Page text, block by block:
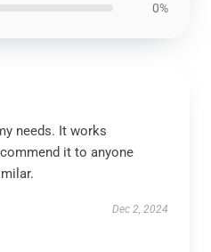
0%
needs. It works
it to anyone
Dec 2, 2024